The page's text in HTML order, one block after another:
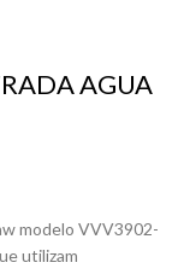
AGUA
modelo VVV3902-
utilizam